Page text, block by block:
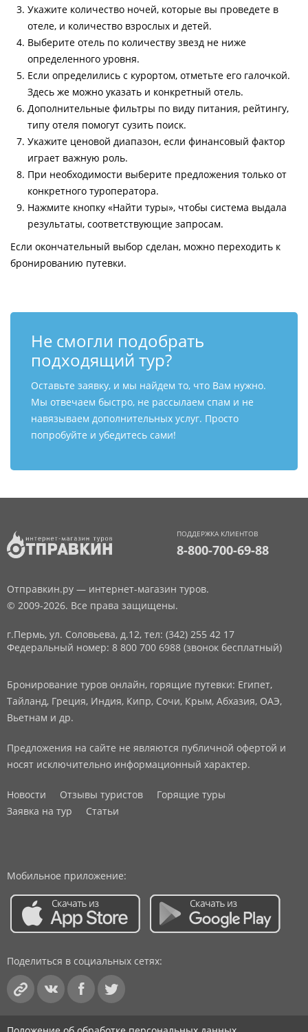
Укажите количество ночей, которые вы проведете в
отеле, и количество взрослых и детей.
Выберите отель по количеству звезд не ниже
определенного уровня.
Если определились с курортом, отметьте его галочкой.
Здесь же можно указать и конкретный отель.
Дополнительные фильтры по виду питания, рейтингу,
типу отеля помогут сузить поиск.
Укажите ценовой диапазон, если финансовый фактор
играет важную роль.
При необходимости выберите предложения только от
конкретного туроператора.
Нажмите кнопку «Найти туры», чтобы система выдала
результаты, соответствующие запросам.
Если окончательный выбор сделан, можно переходить к
бронированию путевки.
Не смогли подобрать
подходящий тур?
Оставьте заявку, и мы найдем то, что Вам нужно.
Мы отвечаем быстро, не рассылаем спам и не
навязываем дополнительных услуг. Просто
попробуйте и убедитесь сами!
ПОДДЕРЖКА КЛИЕНТОВ
8-800-700-69-88
Отправкин.ру — интернет-магазин туров.
© 2009-2026. Все права защищены.
г.Пермь, ул. Соловьева, д.12, тел: (342) 255 42 17
Федеральный номер: 8 800 700 6988 (звонок бесплатный)
Бронирование туров онлайн, горящие путевки: Египет,
Тайланд, Греция, Индия, Кипр, Сочи, Крым, Абхазия, ОАЭ,
Вьетнам и др.
Предложения на сайте не являются публичной офертой и
носят исключительно информационный характер.
Новости Отзывы туристов
Горящие туры
Заявка на тур
Статьи
Мобильное приложение:
Поделиться в социальных сетях: